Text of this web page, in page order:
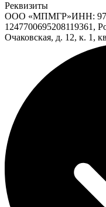
Реквизиты
ООО «МПМГР»ИНН:
1247700695208119361,
Очаковская, д. 12, к. 1,